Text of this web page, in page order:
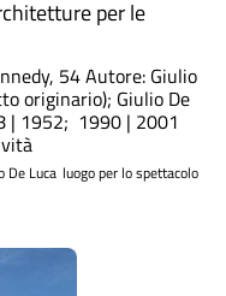
per le
54 Autore: Giulio
originario); Giulio De
| 1952; 1990 | 2001
De Luca luogo per lo spettacolo